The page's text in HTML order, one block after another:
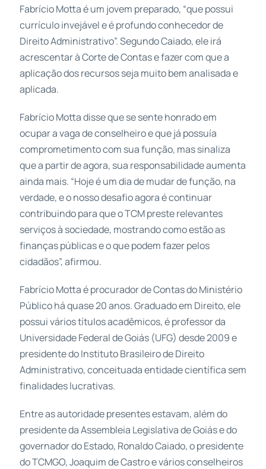
Fabrício Motta é um jovem preparado, “que possui
currículo invejável e é profundo conhecedor de
Direito Administrativo”. Segundo Caiado, ele irá
acrescentar à Corte de Contas e fazer com que a
aplicação dos recursos seja muito bem analisada e
aplicada.
Fabrício Motta disse que se sente honrado em
ocupar a vaga de conselheiro e que já possuía
comprometimento com sua função, mas sinaliza
que a partir de agora, sua responsabilidade aumenta
ainda mais. “Hoje é um dia de mudar de função, na
verdade, e o nosso desafio agora é continuar
contribuindo para que o TCM preste relevantes
serviços à sociedade, mostrando como estão as
finanças públicas e o que podem fazer pelos
cidadãos”, afirmou.
Fabrício Motta é procurador de Contas do Ministério
Público há quase 20 anos. Graduado em Direito, ele
possui vários títulos acadêmicos, é professor da
Universidade Federal de Goiás (UFG) desde 2009 e
presidente do Instituto Brasileiro de Direito
Administrativo, conceituada entidade científica sem
finalidades lucrativas.
Entre as autoridade presentes estavam, além do
presidente da Assembleia Legislativa de Goiás e do
governador do Estado, Ronaldo Caiado, o presidente
do TCMGO, Joaquim de Castro e vários conselheiros